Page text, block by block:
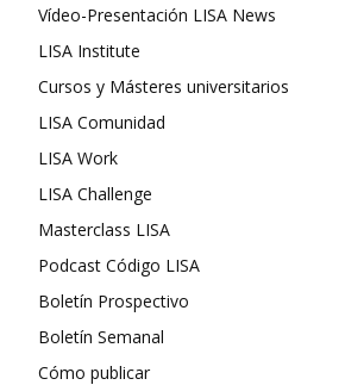
Vídeo-Presentación LISA News
LISA Institute
Cursos y Másteres universitarios
LISA Comunidad
LISA Work
LISA Challenge
Masterclass LISA
Podcast Código LISA
Boletín Prospectivo
Boletín Semanal
Cómo publicar